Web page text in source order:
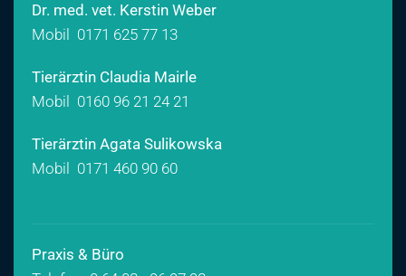
Dr. med. vet. Kerstin Weber
Mobil 0171 625 77 13
Tierärztin Claudia Mairle
Mobil 0160 96 21 24 21
Tierärztin Agata Sulikowska
Mobil 0171 460 90 60
Praxis & Büro